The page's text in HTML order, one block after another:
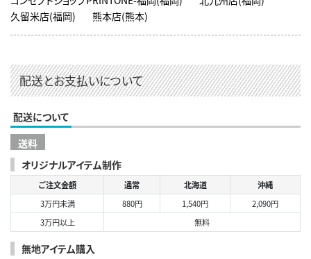
久留米店(福岡)
熊本店(熊本)
配送とお支払いについて
配送について
送料
オリジナルアイテム制作
ご注文金額 通常 北海道
沖縄
3万円未満
880円 1,540円
2,090円
3万円以上
無料
無地アイテム購入